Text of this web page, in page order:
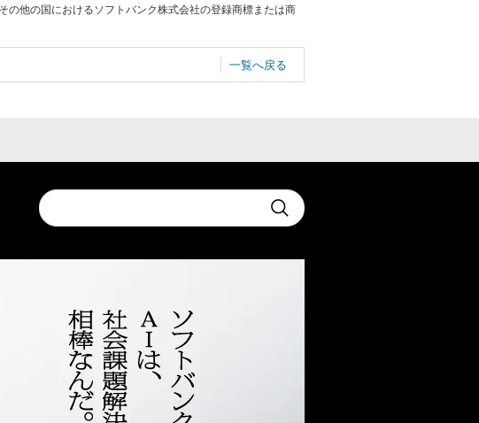
の他の国におけるソフトバンク株式会社の登録商標または商
一覧へ戻る
Conduct
a
search
Submit